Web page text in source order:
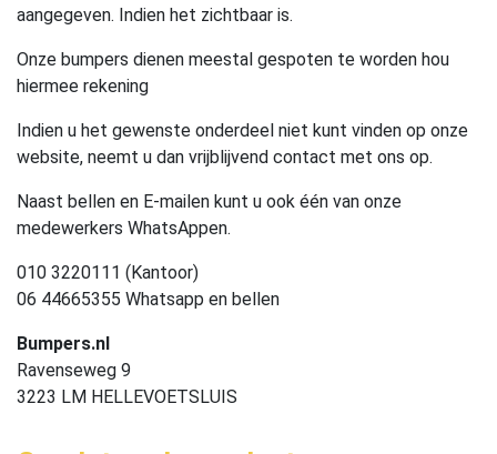
aangegeven. Indien het zichtbaar is.
Onze bumpers dienen meestal gespoten te worden hou
hiermee rekening
Indien u het gewenste onderdeel niet kunt vinden op onze
website, neemt u dan vrijblijvend contact met ons op.
Naast bellen en E-mailen kunt u ook één van onze
medewerkers WhatsAppen.
010 3220111 (Kantoor)
06 44665355 Whatsapp en bellen
Bumpers.nl
Ravenseweg 9
3223 LM HELLEVOETSLUIS